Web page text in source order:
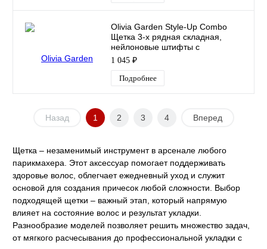
Olivia Garden Style-Up Combo
Щетка 3-х рядная складная,
нейлоновые штифты с
ионизацией/щетина
1 045 ₽
Подробнее
Назад 1 2 3 4 Вперед
Щетка – незаменимый инструмент в арсенале любого
парикмахера. Этот аксессуар помогает поддерживать
здоровье волос, облегчает ежедневный уход и служит
основой для создания причесок любой сложности. Выбор
подходящей щетки – важный этап, который напрямую
влияет на состояние волос и результат укладки.
Разнообразие моделей позволяет решить множество задач,
от мягкого расчесывания до профессиональной укладки с